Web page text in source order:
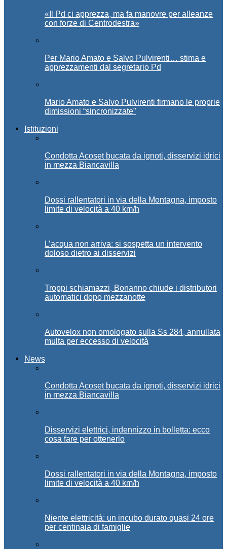
«Il Pd ci apprezza, ma fa manovre per alleanze
con forze di Centrodestra»
Per Mario Amato e Salvo Pulvirenti… stima e
apprezzamenti dal segretario Pd
Mario Amato e Salvo Pulvirenti firmano le proprie
dimissioni “sincronizzate”
Istituzioni
Condotta Acoset bucata da ignoti, disservizi idrici
in mezza Biancavilla
Dossi rallentatori in via della Montagna, imposto
limite di velocità a 40 km/h
L’acqua non arriva: si sospetta un intervento
doloso dietro ai disservizi
Troppi schiamazzi, Bonanno chiude i distributori
automatici dopo mezzanotte
Autovelox non omologato sulla Ss 284, annullata
multa per eccesso di velocità
News
Condotta Acoset bucata da ignoti, disservizi idrici
in mezza Biancavilla
Disservizi elettrici, indennizzo in bolletta: ecco
cosa fare per ottenerlo
Dossi rallentatori in via della Montagna, imposto
limite di velocità a 40 km/h
Niente elettricità: un incubo durato quasi 24 ore
per centinaia di famiglie